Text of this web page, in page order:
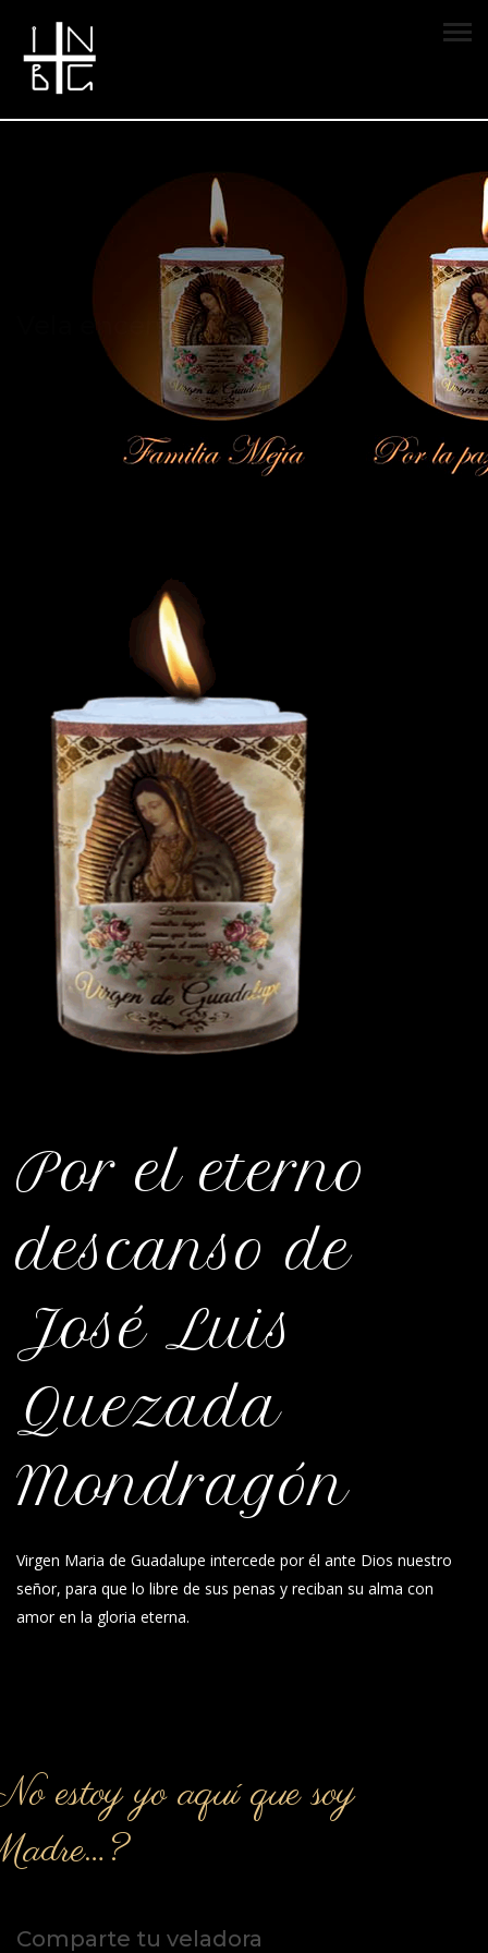
Vela encendida
Por el eterno
descanso de
José Luis
Quezada
Mondragón
Virgen Maria de Guadalupe intercede por él ante Dios nuestro
señor, para que lo libre de sus penas y reciban su alma con
amor en la gloria eterna.
estoy yo aquí que soy
Comparte tu veladora